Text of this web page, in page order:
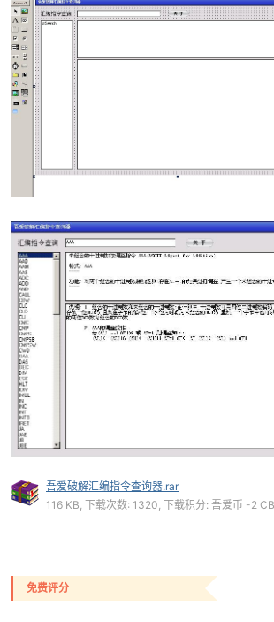
解
po
吾爱破解汇编指令查询器.rar
116 KB, 下载次数: 1320, 下载积分: 吾爱币 -2 CB
免费评分